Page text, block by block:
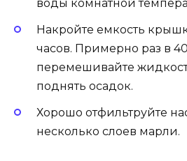
воды комнатной
Накройте емкость
часов. Примерно раз в
перемешивайте
поднять осадок.
Хорошо отфильтруйте
несколько слоев марли.